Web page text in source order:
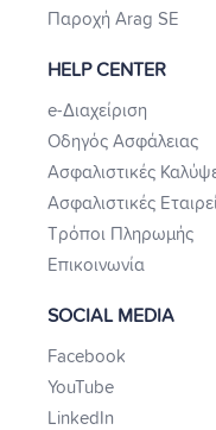
Παροχή Arag SE
HELP CENTER
e-Διαχείριση
Οδηγός Ασφάλειας
Ασφαλιστικές
Ασφαλιστικές
Τρόποι Πληρωμής
Επικοινωνία
SOCIAL MEDIA
Facebook
YouTube
LinkedIn